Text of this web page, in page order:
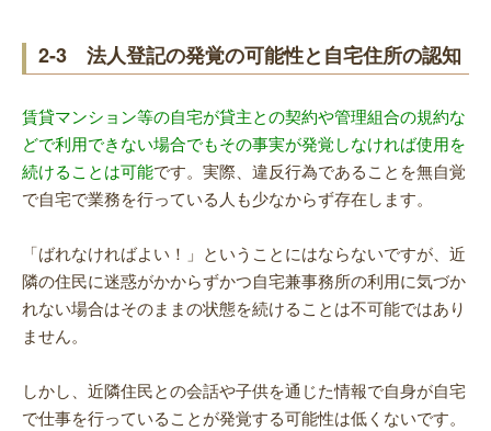
2-3 法人登記の発覚の可能性と自宅住所の認知
賃貸マンション等の自宅が貸主との契約や管理組合の規約な
どで利用できない場合でもその事実が発覚しなければ使用を
続けることは可能です。実際、違反行為であることを無自覚
で自宅で業務を行っている人も少なからず存在します。
「ばれなければよい！」ということにはならないですが、近
隣の住民に迷惑がかからずかつ自宅兼事務所の利用に気づか
れない場合はそのままの状態を続けることは不可能ではあり
ません。
しかし、近隣住民との会話や子供を通じた情報で自身が自宅
で仕事を行っていることが発覚する可能性は低くないです。